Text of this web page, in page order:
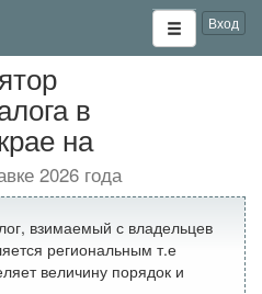
Вход
в
на
2026 года
взимаемый с владельцев
региональным т.е
величину порядок и